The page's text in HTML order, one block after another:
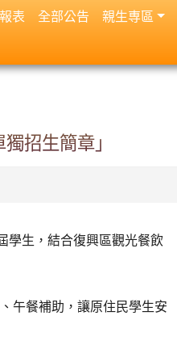
招生簡章」
學生，結合復興區觀光餐飲
、午餐補助，讓原住民學生安
表 全部公告 親生専區